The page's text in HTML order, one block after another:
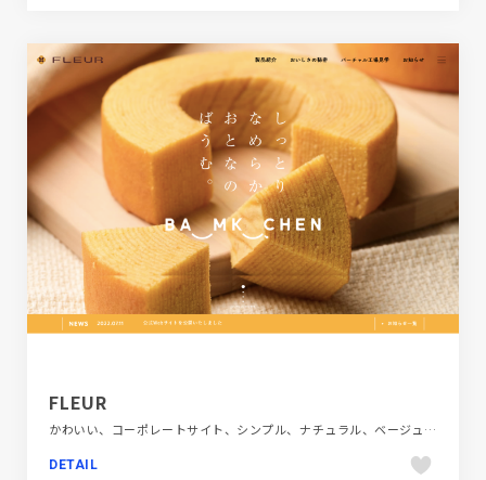
FLEUR
かわいい、コーポレートサイト、シンプル、ナチュラル、ベージュ・ゴールド系、大きめ写真、新卒・中途採用サイト、施設・店舗サイト、飲料・食品、飲食店・グルメ・ウェディング
DETAIL